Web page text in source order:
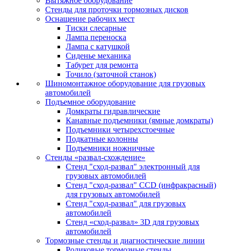
Стенды для проточки тормозных дисков
Оснащение рабочих мест
Тиски слесарные
Лампа переноска
Лампа с катушкой
Сиденье механика
Табурет для ремонта
Точило (заточной станок)
Шиномонтажное оборудование для грузовых
автомобилей
Подъемное оборудование
Домкраты гидравлические
Канавные подъемники (ямные домкраты)
Подъемники четырехстоечные
Подкатные колонны
Подъемники ножничные
Стенды «развал-схождение»
Стенд "сход-развал" электронный для
грузовых автомобилей
Стенд "сход-развал" CCD (инфракрасный)
для грузовых автомобилей
Стенд "сход-развал" для грузовых
автомобилей
Стенд «сход-развал» 3D для грузовых
автомобилей
Тормозные стенды и диагностические линии